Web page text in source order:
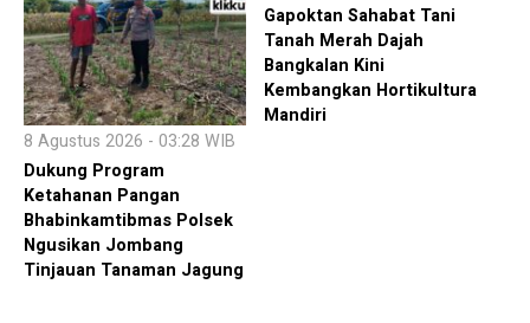
8 Agustus 2026 - 03:28 WIB
Dukung Program
Ketahanan Pangan
Bhabinkamtibmas Polsek
Ngusikan Jombang
Tinjauan Tanaman Jagung
Gapoktan Sahabat Tani
Tanah Merah Dajah
Bangkalan Kini
Kembangkan Hortikultura
Mandiri